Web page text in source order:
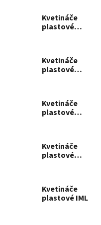
Kvetináče
plastové
Kvetináče
plastové
Kvetináče
plastové
Kvetináče
plastové
Kvetináče
plastové IML